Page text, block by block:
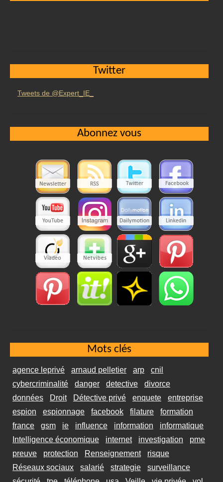
Twitter
Tweets de @Expert_IE_
Abonnez vous
Mots clés
agence leprivé arnaud pelletier arp
cnil
cybercriminalité
danger detective
divorce
données
Droit Détective privé enquete
entreprise
espion
espionnage facebook filature
formation
france
gsm ie influence information
informatique
Intelligence économique
internet investigation
pme
preuve
protection Renseignement
risque
Réseaux sociaux
salarié strategie
surveillance